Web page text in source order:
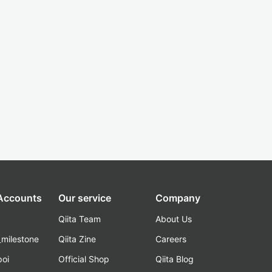
Our service
Qiita Team
Qiita Zine
Official Shop
Company
About Us
Careers
Qiita Blog